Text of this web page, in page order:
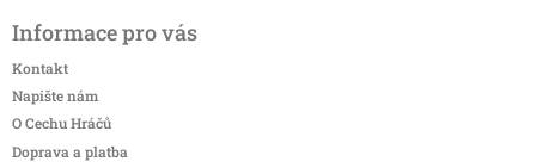
Informace pro vás
Kontakt
Napište nám
O Cechu Hráčů
Doprava a platba